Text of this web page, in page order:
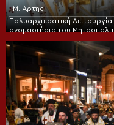
Ι.Μ. Άρτης
Πολυαρχιερατική
ονομαστήρια του